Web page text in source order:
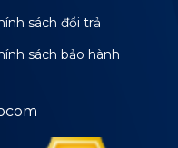
sách đổi trả
sách bảo hành